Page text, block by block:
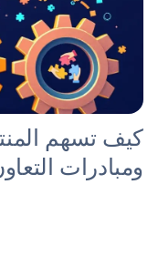
كيف تسهم
ومبادرات